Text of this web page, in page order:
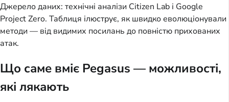
Джерело даних: технічні аналізи Citizen Lab і Google
Project Zero. Таблиця ілюструє, як швидко еволюціонували
методи — від видимих посилань до повністю прихованих
атак.
Що саме вміє Pegasus — можливості,
які лякають